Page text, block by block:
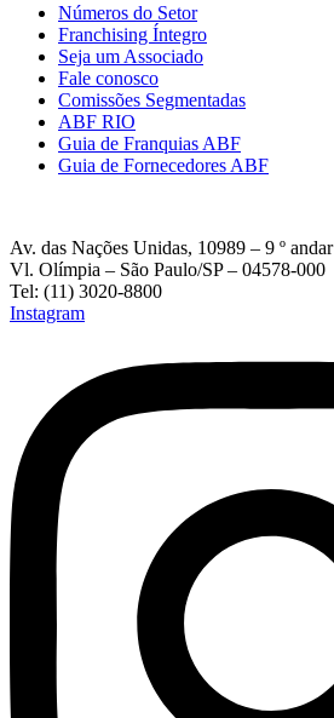
Números do Setor
Franchising Íntegro
Seja um Associado
Fale conosco
Comissões Segmentadas
ABF RIO
Guia de Franquias ABF
Guia de Fornecedores ABF
Av. das Nações Unidas, 10989 – 9 º andar
Vl. Olímpia – São Paulo/SP – 04578-000
Tel: (11) 3020-8800
Instagram